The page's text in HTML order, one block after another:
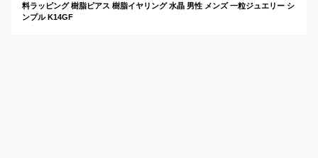
料ラッピング 樹脂ピアス 樹脂イヤリング 水晶 男性 メンズ 一粒ジュエリー シ
ンプル K14GF